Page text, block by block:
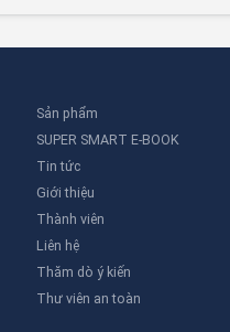
Sản phẩm
SUPER SMART E-BOOK
Tin tức
Giới thiệu
Thành viên
Liên hệ
Thăm dò ý kiến
Thư viên an toàn